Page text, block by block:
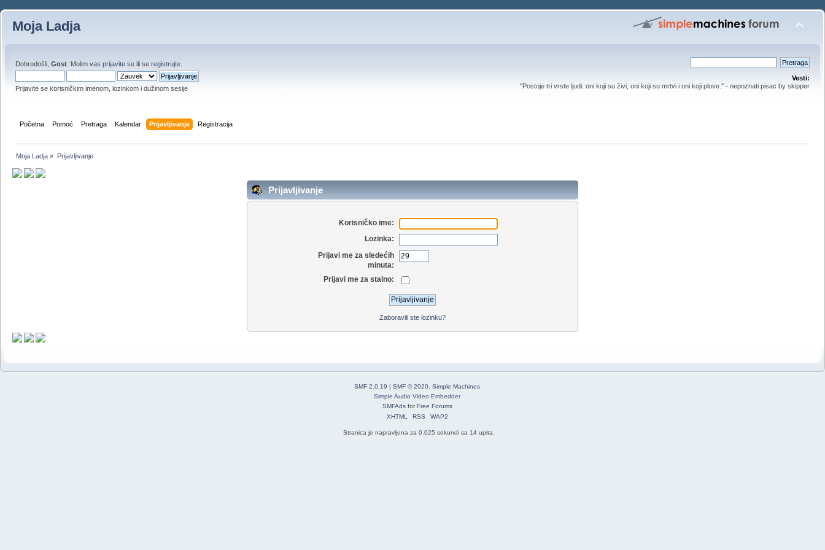
Moja Ladja
Dobrodošli, Gost . Molim vas prijavite se ili se registrujte
Prijavite se korisničkim imenom, lozinkom i dužinom sesije
Vesti:
''Postoje tri vrste ljudi: oni koji su živi, oni koji su mrtvi i oni koji plove.'' - nepoznati pisac by skipper
Početna Pomoć Pretraga Kalendar Prijavljivanje Registracija
Moja Ladja » Prijavljivanje
Prijavljivanje
Korisničko ime:
Lozinka:
Prijavi me za sledećih
minuta:
Prijavi me za stalno:
Zaboravili ste lozinku?
SMF 2.0.19 SMF © 2020, Simple Machines
Simple Audio Video Embedder
SMFAdsfor Free Forums
XHTML
RSS WAP2
Stranica je napravljena za 0.025 sekundi sa 14 upita.